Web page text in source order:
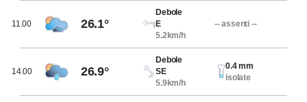
11.00 26.1°
Debole
E
5.2km/h
-- assenti --
14.00 26.9°
Debole
SE
5.9km/h
0.4 mm
isolate